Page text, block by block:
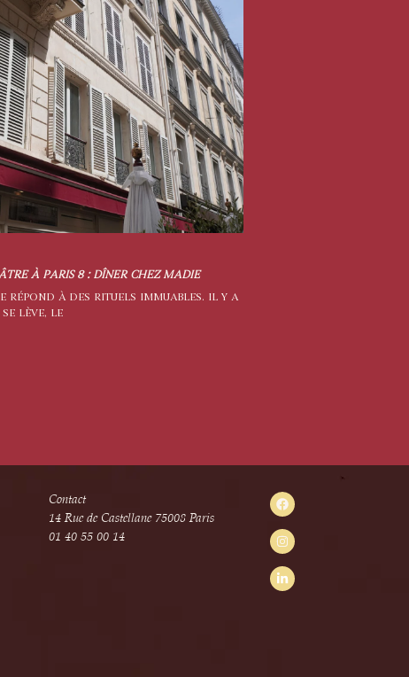
À PARIS 8 : DÎNER CHEZ MADIE
RÉPOND À DES RITUELS IMMUABLES. IL Y A
LÈVE, LE
Contact
14 Rue de Castellane 75008 Paris
01 40 55 00 14